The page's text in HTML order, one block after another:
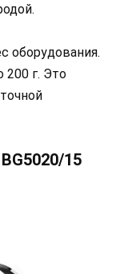
оборудования.
200 г. Это
15